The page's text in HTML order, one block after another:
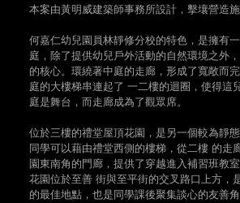
本案由黃明威建築師事務所設計，擊壤營造施
何嘉仁幼兒園員林靜修分校的特色，是擁有
庭，除了提供幼兒戶外活動的自然環境之外
的核心。環繞著中庭的走廊，形成了寬敞而
庭的大樓梯串連起了 一二樓的迴圈，使得這
庭是舞台，而走廊成為了觀眾席。
位於三樓的禮堂屋頂花園，是另一個較為靜態
同學可以藉由禮堂西側的樓梯，從二樓 的走
園東南角的門廊，提供了穿越進入補習班教
花園位於至善 街與至平街的交叉路口上方，
的最佳地點，也是同學課後聚集談心的友善角